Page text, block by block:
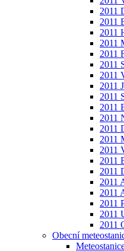
2011
2011
2011
2011
2011
2011
2011
2011
2011
2011
2011
2011
2011
2011
2011
2011
2011
2011
2011
2011
2011
Obecní